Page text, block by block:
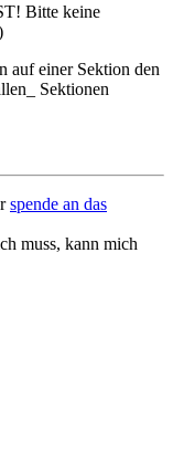
Bitte keine
auf einer Sektion den
Sektionen
spende an das
muss, kann mich